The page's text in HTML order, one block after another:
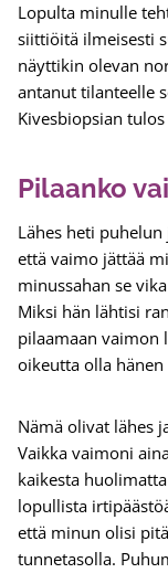
Lopulta minulle
siittiöitä ilmeisesti
näyttikin olevan
antanut tilanteelle
Kivesbiopsian
Pilaanko
Lähes heti
että vaimo jättää
minussahan se
Miksi hän lähtisi
pilaamaan vaimon
oikeutta olla hänen
Nämä olivat lähes
Vaikka vaimoni
kaikesta
lopullista
että minun olisi
tunnetasolla.